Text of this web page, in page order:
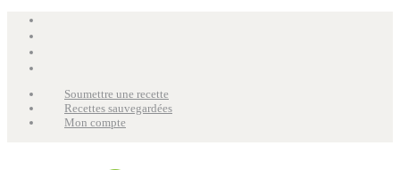
Soumettre une recette
Recettes sauvegardées
Mon compte